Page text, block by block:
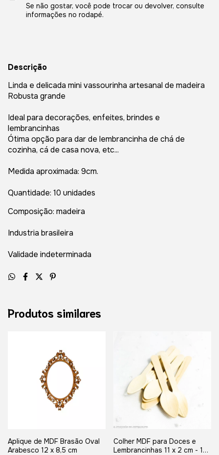
Se não gostar, você pode trocar ou devolver, consulte
informações no rodapé.
Descrição
Linda e delicada mini vassourinha artesanal de madeira
Robusta grande
Ideal para decorações, enfeites, brindes e
lembrancinhas
Ótima opção para dar de lembrancinha de chá de
cozinha, cá de casa nova, etc...
Medida aproximada: 9cm.
Quantidade: 10 unidades
Composição: madeira
Industria brasileira
Validade indeterminada
Produtos similares
Aplique de MDF Brasão Oval
Arabesco 12 x 8,5 cm
Colher MDF para Doces e
Lembrancinhas 11 x 2 cm - 12